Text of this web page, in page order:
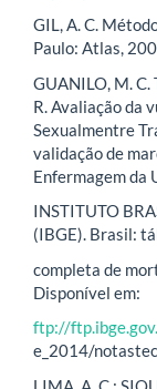
GIL, A. C.
Paulo: Atlas,
GUANILO, M. C.
R. Avaliação da
Sexualmentre
validação de
Enfermagem da
INSTITUTO
(IBGE). Brasil:
completa de
Disponível em:
ftp://
e_2014/